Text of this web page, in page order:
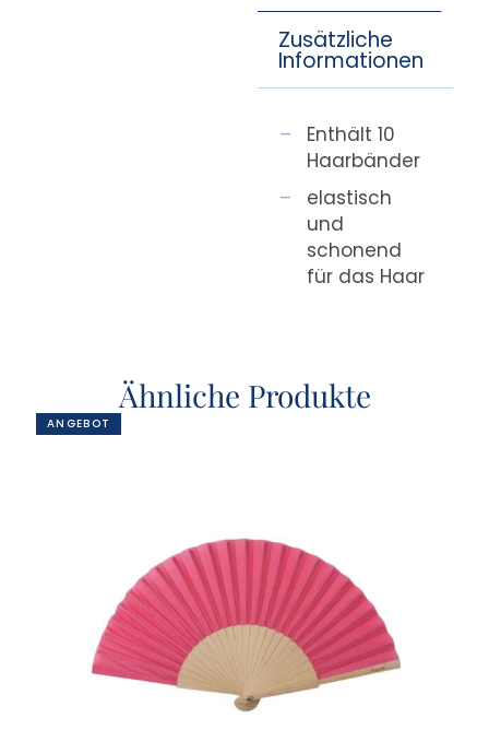
Zusätzliche
Informationen
Enthält 10
Haarbänder
elastisch
und
schonend
für das Haar
Ähnliche Produkte
ANGEBOT